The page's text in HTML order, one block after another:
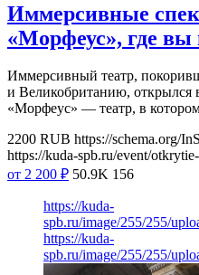
Иммерсивные
«Морфеус», где вы
Иммерсивный театр,
и Великобританию, открылся
«Морфеус» — театр, в
2200 RUB https://schema.org/
https://kuda-spb.ru/event/
от 2 200 ₽ 50.9K 156
https://kuda-
spb.ru/image/255/255/
https://kuda-
spb.ru/image/255/255/